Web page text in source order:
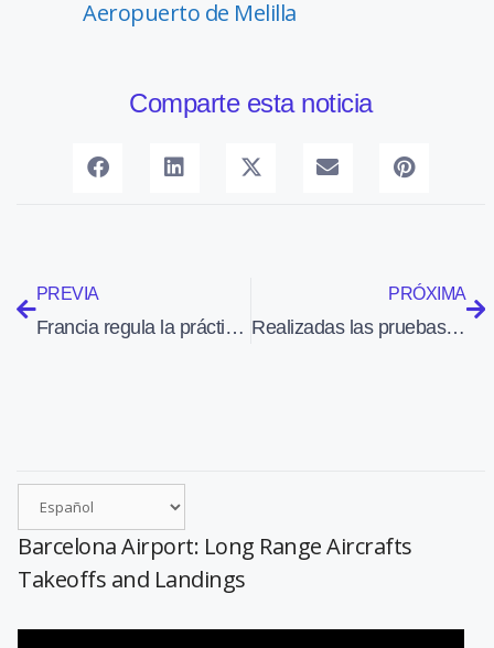
Aeropuerto de Melilla
Comparte esta noticia
PREVIA
Francia regula la práctica de los vuelos privados en los que se comparten los gastos
PRÓXIMA
Realizadas las pruebas de motor del Cessna Citation Longuitude
Barcelona Airport: Long Range Aircrafts
Takeoffs and Landings